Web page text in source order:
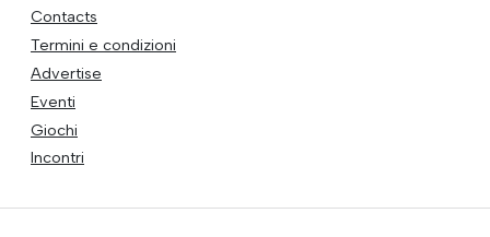
Contacts
Termini e condizioni
Advertise
Eventi
Giochi
Incontri